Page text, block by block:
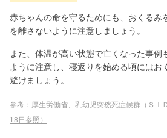
赤ちゃんの命を守るためにも、おくるみ
を離さないように注意しましょう。
また、体温が高い状態で亡くなった事例
ように注意し、寝返りを始める頃にはお
避けましょう。
参考：厚生労働省、乳幼児突然死症候群（ＳＩ
18日参照）